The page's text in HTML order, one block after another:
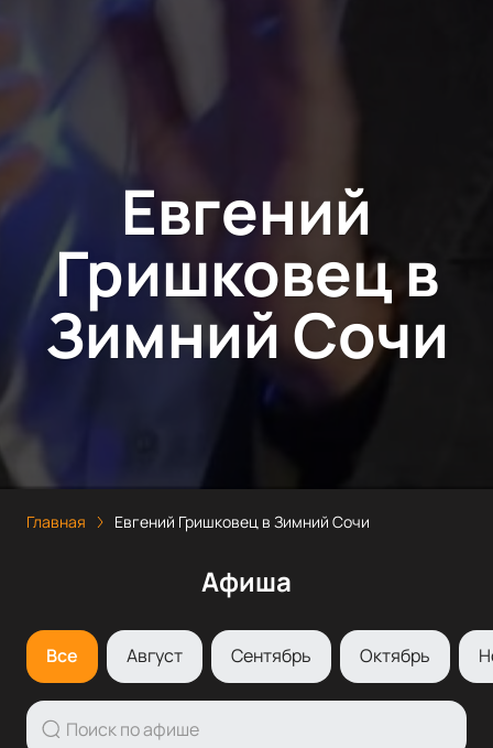
Евгений
Гришковец в
Зимний Сочи
Главная Евгений Гришковец в Зимний Сочи
Афиша
Все Август Сентябрь Октябрь